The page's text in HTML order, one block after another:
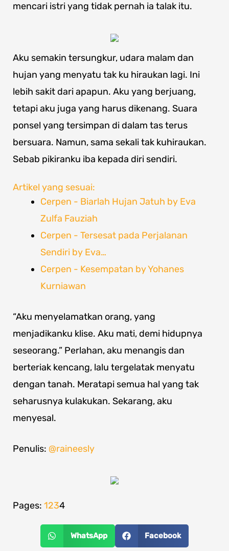
mencari istri yang tidak pernah ia talak itu.
Aku semakin tersungkur, udara malam dan
hujan yang menyatu tak ku hiraukan lagi. Ini
lebih sakit dari apapun. Aku yang berjuang,
tetapi aku juga yang harus dikenang. Suara
ponsel yang tersimpan di dalam tas terus
bersuara. Namun, sama sekali tak kuhiraukan.
Sebab pikiranku iba kepada diri sendiri.
Artikel yang sesuai:
Cerpen - Biarlah Hujan Jatuh by Eva
Zulfa Fauziah
Cerpen - Tersesat pada Perjalanan
Sendiri by Eva…
Cerpen - Kesempatan by Yohanes
Kurniawan
“Aku menyelamatkan orang, yang
menjadikanku klise. Aku mati, demi hidupnya
seseorang.” Perlahan, aku menangis dan
berteriak kencang, lalu tergelatak menyatu
dengan tanah. Meratapi semua hal yang tak
seharusnya kulakukan. Sekarang, aku
menyesal.
Penulis: @raineesly
Pages: 1234
WhatsApp Facebook